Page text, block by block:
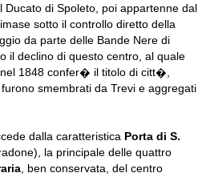
di Spoleto, poi appartenne dal
sotto il controllo diretto della
da parte delle Bande Nere di
il declino di questo centro, al quale
1848 confer� il titolo di citt�,
smembrati da Trevi e aggregati
dalla caratteristica Porta di S.
la principale delle quattro
, ben conservata, del centro